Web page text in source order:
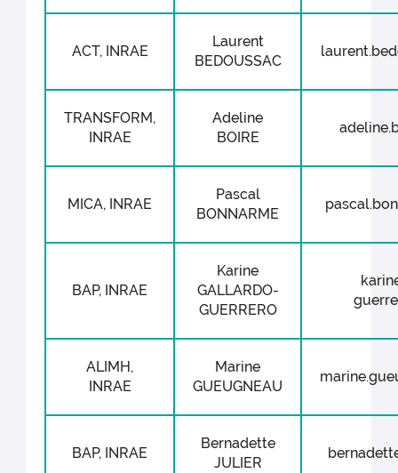
ACT, INRAE
Laurent
BEDOUSSAC
TRANSFORM,
INRAE
Adeline
BOIRE
MICA, INRAE
Pascal
BONNARME
BAP, INRAE
Karine
GALLARDO-
GUERRERO
ALIMH,
INRAE
Marine
GUEUGNEAU
BAP, INRAE
Bernadette
JULIER